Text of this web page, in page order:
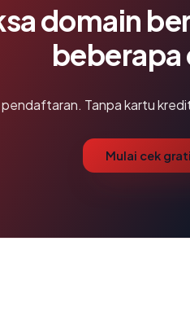
domain
pendaftaran. Tanpa kartu
Mulai cek